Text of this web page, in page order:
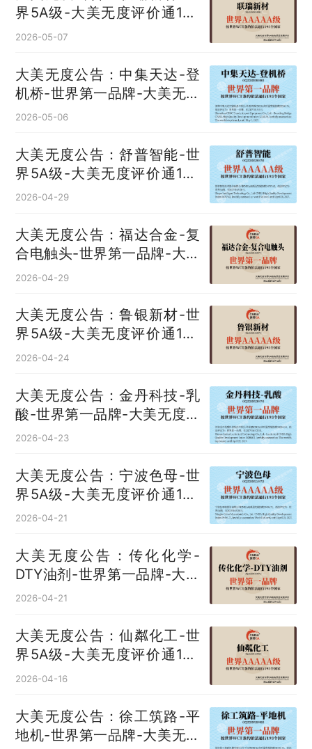
界5A级-大美无度评价通193
国
2026-05-07
大美无度公告：中集天达-登
机桥‌-世界第一品牌-大美无度
评价通193国
2026-05-06
大美无度公告：舒普智能-世
界5A级-大美无度评价通193
国
2026-04-29
大美无度公告：福达合金-复
合电触头‌-世界第一品牌-大美
无度评价通193国
2026-04-29
大美无度公告：鲁银新材-世
界5A级-大美无度评价通193
国
2026-04-24
大美无度公告：金丹科技-乳
酸‌-世界第一品牌-大美无度评
价通193国
2026-04-23
大美无度公告：宁波色母-世
界5A级-大美无度评价通193
国
2026-04-21
大美无度公告：传化化学-
DTY油剂‌-世界第一品牌-大美
无度评价通193国
2026-04-21
大美无度公告：仙粼化工-世
界5A级-大美无度评价通193
国
2026-04-16
大美无度公告：徐工筑路-平
地机‌-世界第一品牌-大美无度